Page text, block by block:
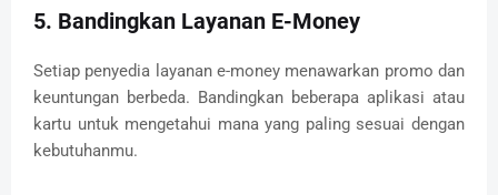
5. Bandingkan Layanan E-Money
Setiap penyedia layanan e-money menawarkan promo dan
keuntungan berbeda. Bandingkan beberapa aplikasi atau
kartu untuk mengetahui mana yang paling sesuai dengan
kebutuhanmu.